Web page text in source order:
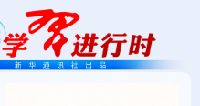
网评
全球连线 教育